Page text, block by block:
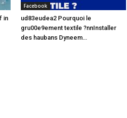
in
Facebook
ud83eudea2 Pourquoi le
gru00e9ement textile ?nnInstaller
des haubans Dyneem…